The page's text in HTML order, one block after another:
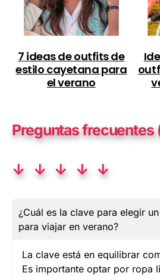
7 ideas de outfits de
estilo cayetana para
el verano
Preguntas frecuentes
↓ ↓ ↓ ↓ ↓
¿Cuál es la clave para elegir
para viajar en verano?
La clave está en equilibrar
Es importante optar por ropa